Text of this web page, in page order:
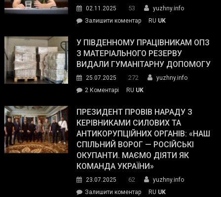
02.11.2025 53
yuzhny.info
Залишити коментарon
завойовує
симпатії
виборців
The
Street
Journal.
RU UK
У ПІВДЕННОМУ ПРАЦІВНИКАМ ОПЗ
З МАТЕРІАЛЬНОГО РЕЗЕРВУ
ВИДАЛИ ГУМАНІТАРНУ ДОПОМОГУ
25.07.2025 272
yuzhny.info
2 Коментарі
Південному
працівникам
ОПЗ
з
матеріального
резерву
гуманітарну
допомогу
RU UK
ПРЕЗИДЕНТ ПРОВІВ НАРАДУ З
КЕРІВНИКАМИ СИЛОВИХ ТА
АНТИКОРУПЦІЙНИХ ОРГАНІВ: «НАШ
СПІЛЬНИЙ ВОРОГ — РОСІЙСЬКІ
ОКУПАНТИ. МАЄМО ДІЯТИ ЯК
КОМАНДА УКРАЇНИ»
23.07.2025 62
yuzhny.info
Залишити коментарon
RU UK